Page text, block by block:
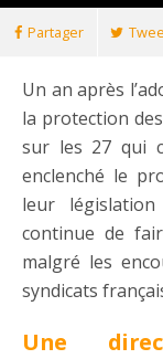
Partager
Un an après
la protection
sur les 27 qui
enclenché le
leur
continue de
malgré les
syndicats
Une